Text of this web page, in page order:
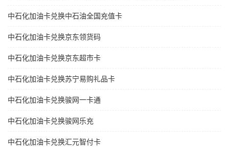
中石化加油卡兑换中石油全国充值卡
中石化加油卡兑换京东领货码
中石化加油卡兑换京东超市卡
中石化加油卡兑换苏宁易购礼品卡
中石化加油卡兑换骏网一卡通
中石化加油卡兑换骏网乐充
中石化加油卡兑换汇元智付卡